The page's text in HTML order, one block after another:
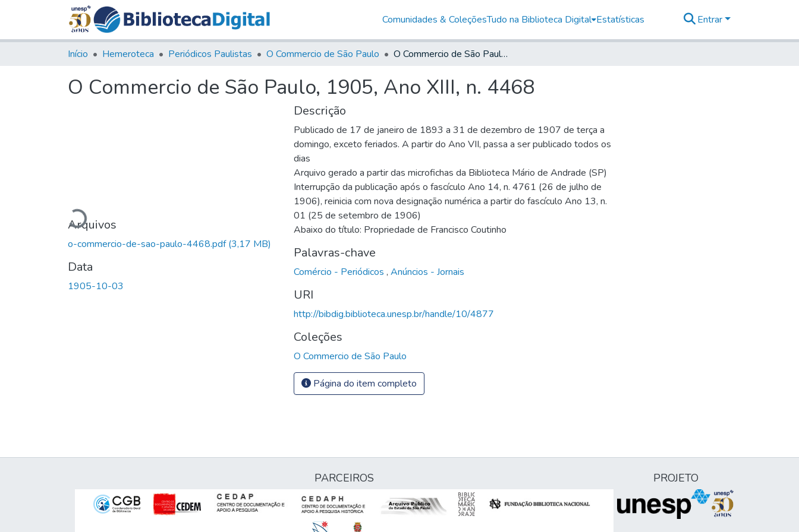
Comunidades & ColeçõesTudo na Biblioteca Digital Estatísticas Entrar
Início Hemeroteca Periódicos Paulistas O Commercio de São Paulo O Commercio de São Paulo, 1905, Ano XIII, n. 4468
O Commercio de São Paulo, 1905, Ano XIII, n. 4468
Carregando...
Arquivos
o-commercio-de-sao-paulo-4468.pdf(3,17 MB)
Data
1905-10-03
Descrição
Publicado de 17 de janeiro de 1893 a 31 de dezembro de 1907 de terça a
domingo, exceto feriados. A partir do Ano VII, passa a ser publicado todos os
dias
Arquivo gerado a partir das microfichas da Biblioteca Mário de Andrade (SP)
Interrupção da publicação após o fascículo Ano 14, n. 4761 (26 de julho de
1906), reinicia com nova designação numérica a partir do fascículo Ano 13, n.
01 (25 de setembro de 1906)
Abaixo do título: Propriedade de Francisco Coutinho
Palavras-chave
Comércio - Periódicos , Anúncios - Jornais
URI
http://bibdig.biblioteca.unesp.br/handle/10/4877
Coleções
O Commercio de São Paulo
Página do item completo
PARCEIROS PROJETO